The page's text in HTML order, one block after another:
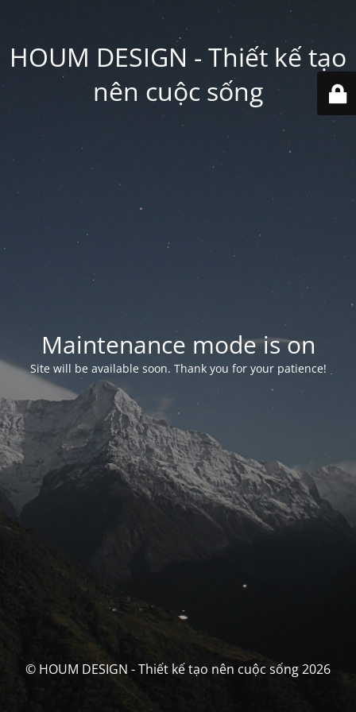
HOUM DESIGN - Thiết kế tạo
nên cuộc sống
Maintenance mode is on
Site will be available soon. Thank you for your patience!
© HOUM DESIGN - Thiết kế tạo nên cuộc sống 2026